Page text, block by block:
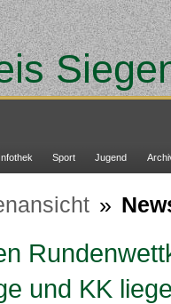
Infothek Sport Jugend
»
und KK